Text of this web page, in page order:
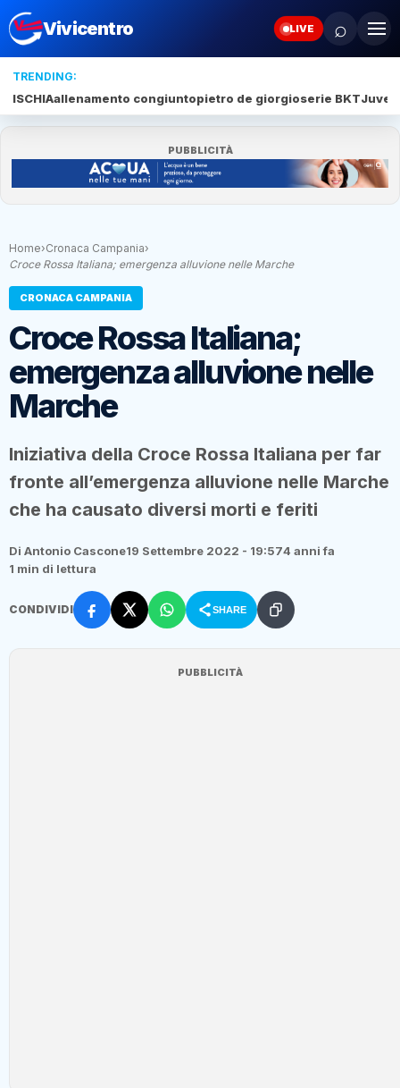
Vivicentro LIVE ⌕
TRENDING:
ISCHIAallenamento congiuntopietro de giorgioserie BKTJuve
PUBBLICITÀ
Home›Cronaca Campania›
Croce Rossa Italiana; emergenza alluvione nelle Marche
CRONACA CAMPANIA
Croce Rossa Italiana;
emergenza alluvione nelle
Marche
Iniziativa della Croce Rossa Italiana per far
fronte all’emergenza alluvione nelle Marche
che ha causato diversi morti e feriti
Di Antonio Cascone19 Settembre 2022 - 19:574 anni fa
1 min di lettura
CONDIVIDI SHARE
PUBBLICITÀ